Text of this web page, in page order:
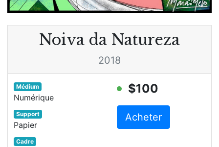
Noiva da Natureza
2018
Médium
Numérique
Support
Papier
Cadre
$100
Acheter